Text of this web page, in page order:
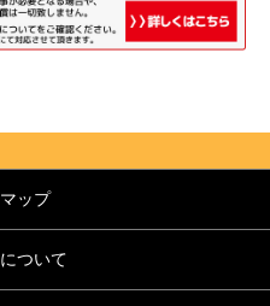
ップ
ついて